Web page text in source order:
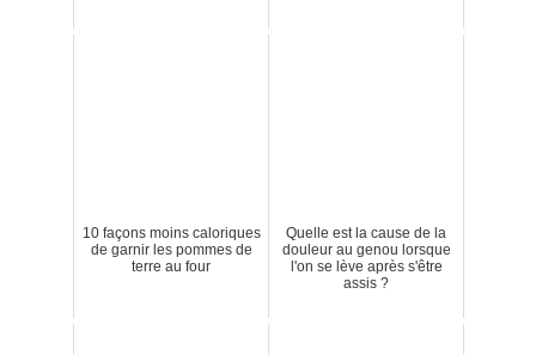
10 façons moins caloriques
de garnir les pommes de
terre au four
Quelle est la cause de la
douleur au genou lorsque
l'on se lève après s'être
assis ?